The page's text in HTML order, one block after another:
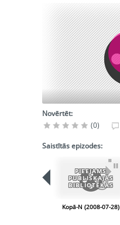
Novērtēt:
(0)
Saistītās epizodes:
PIEEJAMS
PUBLISKAJĀS
BIBLIOTĒKĀS
Kopā-N (2008-07-28)